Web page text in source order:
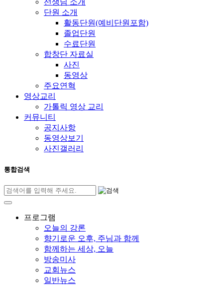
단원 소개
활동단원(예비단원포함)
졸업단원
수료단원
합창단 자료실
사진
동영상
주요연혁
영상교리
가톨릭 영상 교리
커뮤니티
공지사항
동영상보기
사진갤러리
통합검색
프로그램
오늘의 강론
향기로운 오후, 주님과 함께
함께하는 세상, 오늘
방송미사
교회뉴스
일반뉴스